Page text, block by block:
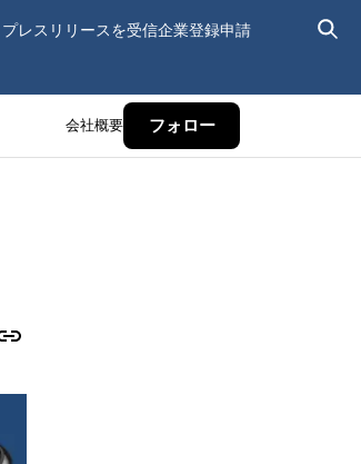
プレスリリースを受信企業登録申請
会社概要 フォロー